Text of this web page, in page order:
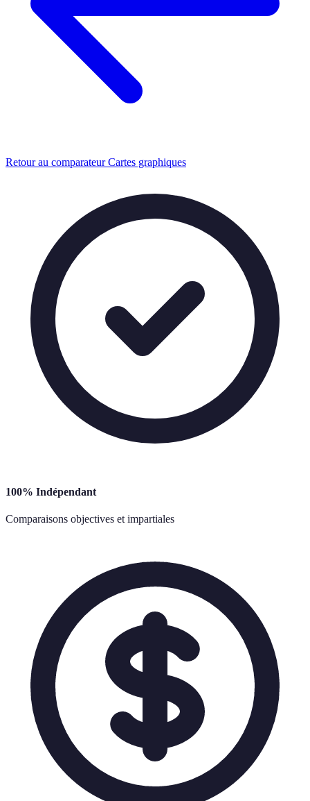
Retour au comparateur Cartes graphiques
100% Indépendant
Comparaisons objectives et impartiales